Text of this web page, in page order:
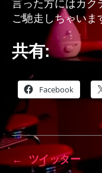
言った方にはカク
ご馳走しちゃいま
共有:
Facebook
←
ツイッター